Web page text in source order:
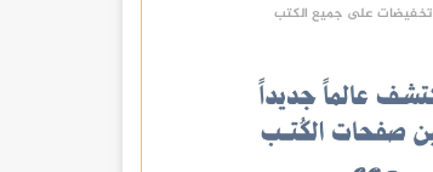
تخفيضات على جميع الكتب